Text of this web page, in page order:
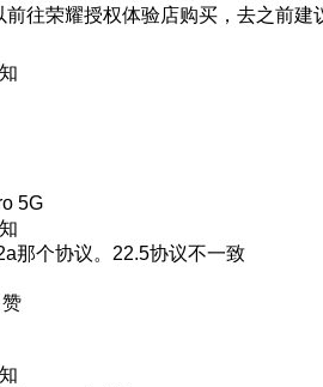
往荣耀授权体验店购买，去之前建
5G
那个协议。22.5协议不一致
赞